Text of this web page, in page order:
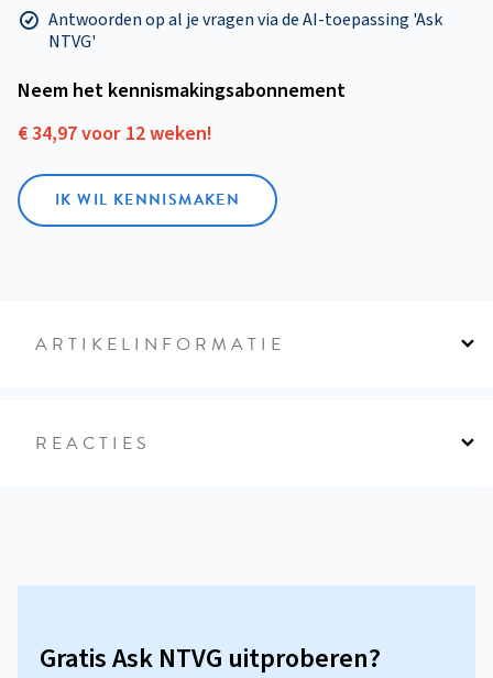
Antwoorden op al je vragen via de AI-toepassing 'Ask
NTVG'
Neem het kennismakings­abonnement
€ 34,97 voor 12 weken!
IK WIL KENNISMAKEN
ARTIKELINFORMATIE
REACTIES
Gratis Ask NTVG uitproberen?